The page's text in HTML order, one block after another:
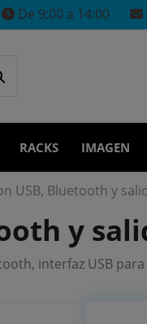
De 9:00 a 14:00
RACKS IMAGEN
USB, Bluetooth y
y
interfaz USB